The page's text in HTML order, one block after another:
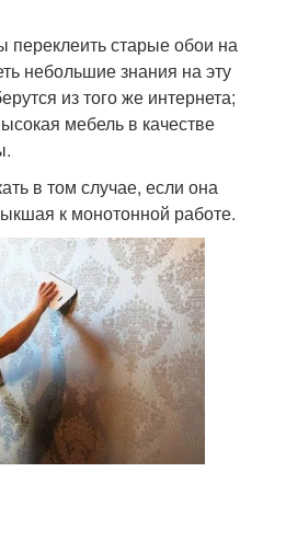
переклеить старые обои на
небольшие знания на эту
из того же интернета;
мебель в качестве
в том случае, если она
к монотонной работе.